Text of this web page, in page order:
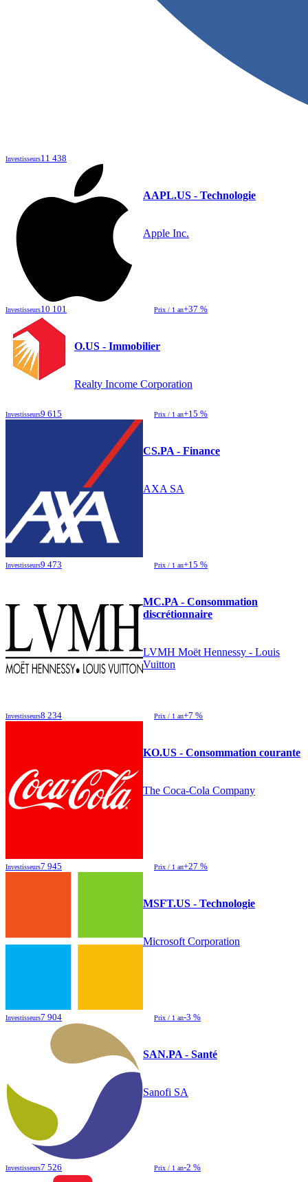
Investisseurs11 438
AAPL.US - Technologie
Apple Inc.
Investisseurs10 101 Prix / 1 an+37 %
O.US - Immobilier
Realty Income Corporation
Investisseurs9 615 Prix / 1 an+15 %
CS.PA - Finance
AXA SA
Investisseurs9 473 Prix / 1 an+15 %
MC.PA - Consommation
discrétionnaire
LVMH Moët Hennessy - Louis
Vuitton
Investisseurs8 234 Prix / 1 an+7 %
KO.US - Consommation courante
The Coca-Cola Company
Investisseurs7 945 Prix / 1 an+27 %
MSFT.US - Technologie
Microsoft Corporation
Investisseurs7 904 Prix / 1 an-3 %
SAN.PA - Santé
Sanofi SA
Investisseurs7 526 Prix / 1 an-2 %